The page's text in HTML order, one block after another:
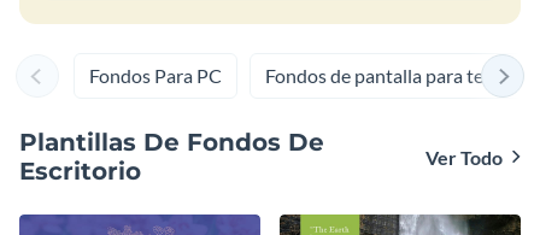
para dar a tu sitio web un aspecto nuevo y profesional.
todo con unos pocos clics.
Fondos Para PC Fondos de pantalla para
Plantillas De Fondos De
Escritorio
Ver Todo